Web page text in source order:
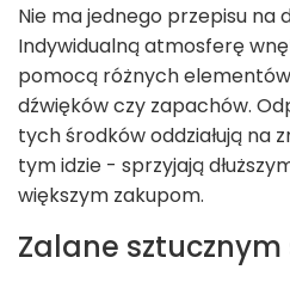
Nie ma jednego przepisu na
Indywidualną atmosferę
pomocą różnych
dźwięków czy zapachów.
tych środków oddziałują na
tym idzie - sprzyjają
większym zakupom.
Zalane sztucznym